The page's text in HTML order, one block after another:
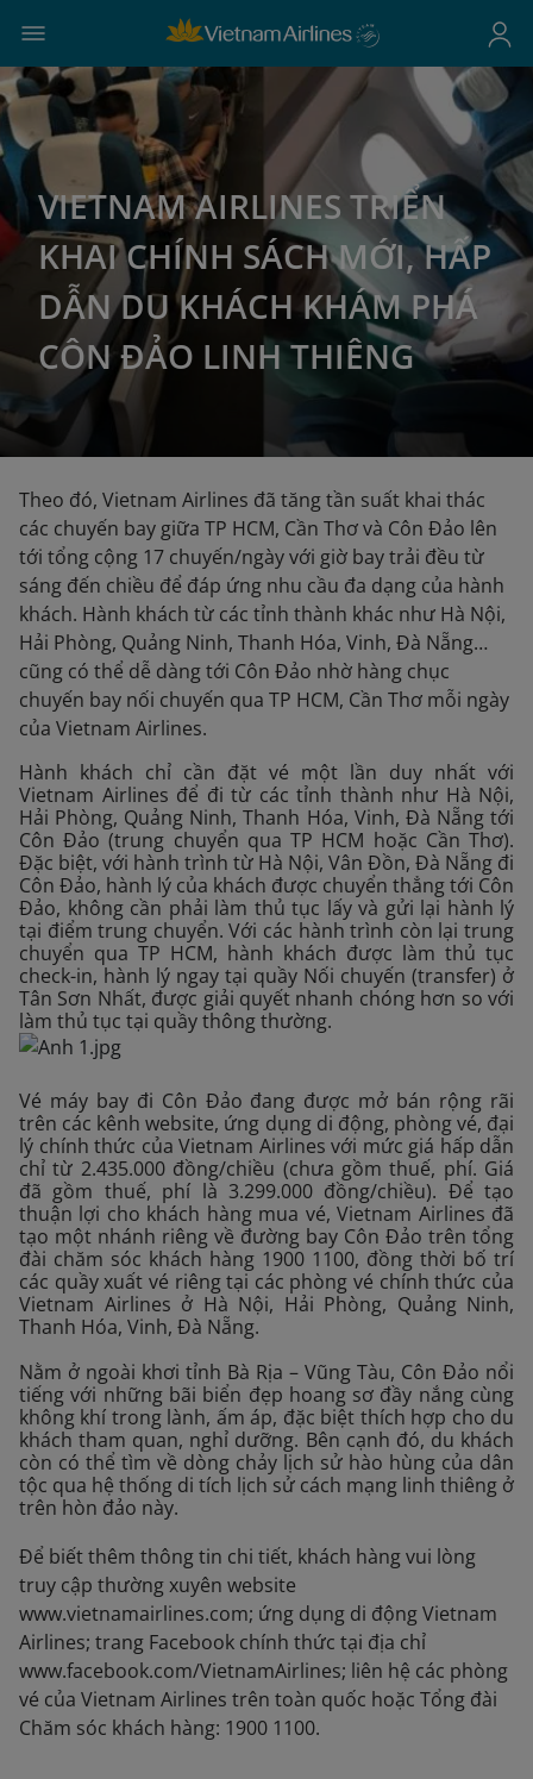
VIETNAM AIRLINES TRIỂN
KHAI CHÍNH SÁCH MỚI, HẤP
DẪN DU KHÁCH KHÁM PHÁ
CÔN ĐẢO LINH THIÊNG
Theo đó, Vietnam Airlines đã tăng tần suất khai thác
các chuyến bay giữa TP HCM, Cần Thơ và Côn Đảo lên
tới tổng cộng 17 chuyến/ngày với giờ bay trải đều từ
sáng đến chiều để đáp ứng nhu cầu đa dạng của hành
khách. Hành khách từ các tỉnh thành khác như Hà Nội,
Hải Phòng, Quảng Ninh, Thanh Hóa, Vinh, Đà Nẵng…
cũng có thể dễ dàng tới Côn Đảo nhờ hàng chục
chuyến bay nối chuyến qua TP HCM, Cần Thơ mỗi ngày
của Vietnam Airlines.
Hành khách chỉ cần đặt vé một lần duy nhất với
Vietnam Airlines để đi từ các tỉnh thành như Hà Nội,
Hải Phòng, Quảng Ninh, Thanh Hóa, Vinh, Đà Nẵng tới
Côn Đảo (trung chuyển qua TP HCM hoặc Cần Thơ).
Đặc biệt, với hành trình từ Hà Nội, Vân Đồn, Đà Nẵng đi
Côn Đảo, hành lý của khách được chuyển thẳng tới Côn
Đảo, không cần phải làm thủ tục lấy và gửi lại hành lý
tại điểm trung chuyển. Với các hành trình còn lại trung
chuyển qua TP HCM, hành khách được làm thủ tục
check-in, hành lý ngay tại quầy Nối chuyến (transfer) ở
Tân Sơn Nhất, được giải quyết nhanh chóng hơn so với
làm thủ tục tại quầy thông thường.
Vé máy bay đi Côn Đảo đang được mở bán rộng rãi
trên các kênh website, ứng dụng di động, phòng vé, đại
lý chính thức của Vietnam Airlines với mức giá hấp dẫn
chỉ từ 2.435.000 đồng/chiều (chưa gồm thuế, phí. Giá
đã gồm thuế, phí là 3.299.000 đồng/chiều). Để tạo
thuận lợi cho khách hàng mua vé, Vietnam Airlines đã
tạo một nhánh riêng về đường bay Côn Đảo trên tổng
đài chăm sóc khách hàng 1900 1100, đồng thời bố trí
các quầy xuất vé riêng tại các phòng vé chính thức của
Vietnam Airlines ở Hà Nội, Hải Phòng, Quảng Ninh,
Thanh Hóa, Vinh, Đà Nẵng.
Nằm ở ngoài khơi tỉnh Bà Rịa – Vũng Tàu, Côn Đảo nổi
tiếng với những bãi biển đẹp hoang sơ đầy nắng cùng
không khí trong lành, ấm áp, đặc biệt thích hợp cho du
khách tham quan, nghỉ dưỡng. Bên cạnh đó, du khách
còn có thể tìm về dòng chảy lịch sử hào hùng của dân
tộc qua hệ thống di tích lịch sử cách mạng linh thiêng ở
trên hòn đảo này.
Để biết thêm thông tin chi tiết, khách hàng vui lòng
truy cập thường xuyên website
www.vietnamairlines.com; ứng dụng di động Vietnam
Airlines; trang Facebook chính thức tại địa chỉ
www.facebook.com/VietnamAirlines; liên hệ các phòng
vé của Vietnam Airlines trên toàn quốc hoặc Tổng đài
Chăm sóc khách hàng: 1900 1100.